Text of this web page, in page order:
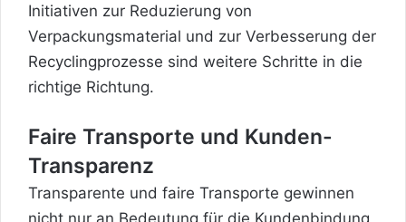
Initiativen zur Reduzierung von
Verpackungsmaterial und zur Verbesserung der
Recyclingprozesse sind weitere Schritte in die
richtige Richtung.
Faire Transporte und Kunden-
Transparenz
Transparente und faire Transporte gewinnen
nicht nur an Bedeutung für die Kundenbindung,